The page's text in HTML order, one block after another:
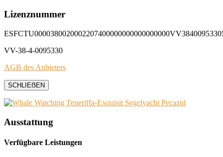
Lizenznummer
VV-38-4-0095330
AGB des Anbieters
SCHLIEẞEN
Ausstattung
Verfügbare Leistungen